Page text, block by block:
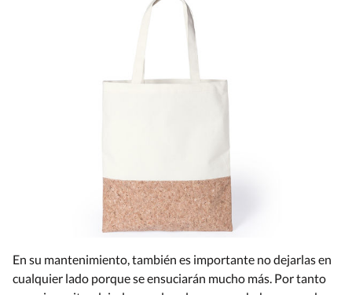
En su mantenimiento, también es importante no dejarlas en
cualquier lado porque se ensuciarán mucho más. Por tanto